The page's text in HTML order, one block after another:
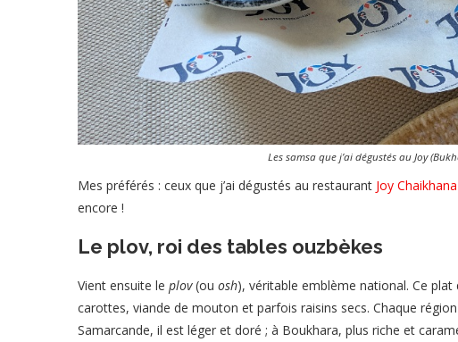
Les samsa que j’ai dégustés au Joy
Mes préférés : ceux que j’ai dégustés au restaurant Joy
encore !
Le plov, roi des tables ouzbèkes
Vient ensuite le plov(ou osh), véritable emblème national. Ce
carottes, viande de mouton et parfois raisins secs. Chaque
Samarcande, il est léger et doré ; à Boukhara, plus riche et